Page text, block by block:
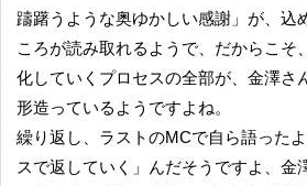
躊躇うような奥ゆかしい感謝」が、込
ころが読み取れるようで、だからこそ
化していくプロセスの全部が、金澤さ
形造っているようですよね。
繰り返し、ラストのMCで自ら語った
スで返していく」んだそうですよ、金